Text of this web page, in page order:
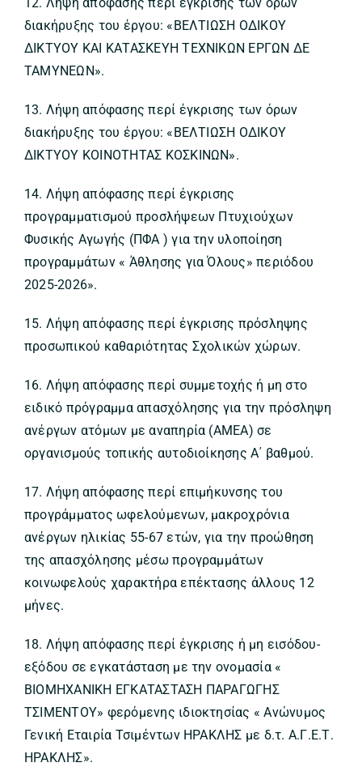
διακήρυξης του έργου: «ΒΕΛΤΙΩΣΗ ΟΔΙΚΟΥ
ΔΙΚΤΥΟΥ ΚΑΙ ΚΑΤΑΣΚΕΥΗ ΤΕΧΝΙΚΩΝ ΕΡΓΩΝ ΔΕ
ΤΑΜΥΝΕΩΝ».
13. Λήψη απόφασης περί έγκρισης των όρων
διακήρυξης του έργου: «ΒΕΛΤΙΩΣΗ ΟΔΙΚΟΥ
ΔΙΚΤΥΟΥ ΚΟΙΝΟΤΗΤΑΣ ΚΟΣΚΙΝΩΝ».
14. Λήψη απόφασης περί έγκρισης
προγραμματισμού προσλήψεων Πτυχιούχων
Φυσικής Αγωγής (ΠΦΑ ) για την υλοποίηση
προγραμμάτων « Άθλησης για Όλους» περιόδου
2025-2026».
15. Λήψη απόφασης περί έγκρισης πρόσληψης
προσωπικού καθαριότητας Σχολικών χώρων.
16. Λήψη απόφασης περί συμμετοχής ή μη στο
ειδικό πρόγραμμα απασχόλησης για την πρόσληψη
ανέργων ατόμων με αναπηρία (ΑΜΕΑ) σε
οργανισμούς τοπικής αυτοδιοίκησης Α΄ βαθμού.
17. Λήψη απόφασης περί επιμήκυνσης του
προγράμματος ωφελούμενων, μακροχρόνια
ανέργων ηλικίας 55-67 ετών, για την προώθηση
της απασχόλησης μέσω προγραμμάτων
κοινωφελούς χαρακτήρα επέκτασης άλλους 12
μήνες.
18. Λήψη απόφασης περί έγκρισης ή μη εισόδου-
εξόδου σε εγκατάσταση με την ονομασία «
ΒΙΟΜΗΧΑΝΙΚΗ ΕΓΚΑΤΑΣΤΑΣΗ ΠΑΡΑΓΩΓΗΣ
ΤΣΙΜΕΝΤΟΥ» φερόμενης ιδιοκτησίας « Ανώνυμος
Γενική Εταιρία Τσιμέντων ΗΡΑΚΛΗΣ με δ.τ. Α.Γ.Ε.Τ.
ΗΡΑΚΛΗΣ».